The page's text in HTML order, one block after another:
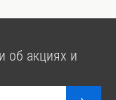
об акциях и